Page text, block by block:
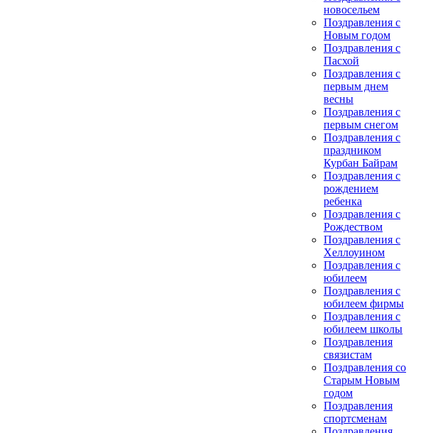
новосельем
Поздравления с
Новым годом
Поздравления с
Пасхой
Поздравления с
первым днем
весны
Поздравления с
первым снегом
Поздравления с
праздником
Курбан Байрам
Поздравления с
рождением
ребенка
Поздравления с
Рождеством
Поздравления с
Хеллоуином
Поздравления с
юбилеем
Поздравления с
юбилеем фирмы
Поздравления с
юбилеем школы
Поздравления
связистам
Поздравления со
Старым Новым
годом
Поздравления
спортсменам